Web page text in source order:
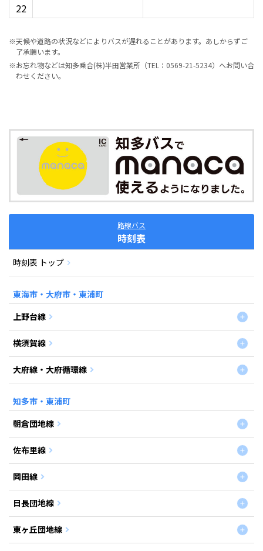
22
※天候や道路の状況などによりバスが遅れることがあります。あしからずご
了承願います。
※お忘れ物などは知多乗合(株)半田営業所（TEL：0569-21-5234）へお問い合
わせください。
路線バス
時刻表
時刻表 トップ
東海市・大府市・東浦町
上野台線
横須賀線
大府線・大府循環線
知多市・東浦町
朝倉団地線
佐布里線
岡田線
日長団地線
東ヶ丘団地線